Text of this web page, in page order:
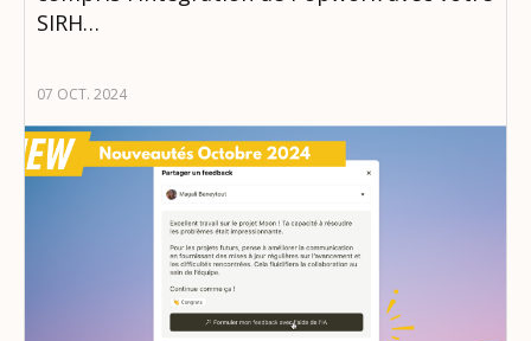
SIRH…
07 OCT. 2024